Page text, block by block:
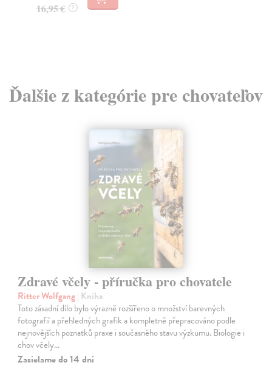
16,95 € ?
Ďalšie z kategórie pre chovateľov
Zdravé včely - příručka pro chovatele
Ritter Wolfgang| Kniha
Toto zásadní dílo bylo výrazně rozšířeno o množství barevných
fotografií a přehledných grafik a kompletně přepracováno podle
nejnovějších poznatků praxe i současného stavu výzkumu. Biologie i
chov včely…
Zasielame do 14 dní